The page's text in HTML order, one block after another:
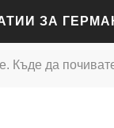
ЗА
Къде да